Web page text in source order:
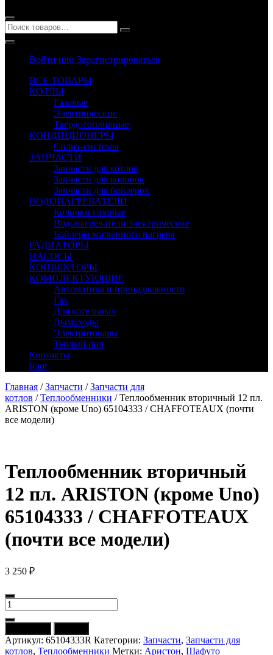
Войти или Зарегистрироваться
ВСЕ ТОВАРЫ
КОТЛЫ
Газовые
Электрические
Твердотопливные
КОНДИЦИОНЕРЫ
Сплит-системы
ЗАПЧАСТИ
Запчасти для котлов
Запчасти для колонок
Запчасти для бойлеров
ВОДОНАГРЕВАТЕЛИ
Колонки газовые
Водонагреватели электрические
Бойлеры косвенного нагрева
РАДИАТОРЫ
НАСОСЫ
КОНВЕКТОРЫ
КОМПЛЕКТУЮЩИЕ
Автоматика и принадлежности
Газ
Для котельных
Дымоходы
Электротовары
Теплый пол
Контакты
Блог
Главная /Запчасти /Запчасти для
котлов /Теплообменники / Теплообменник вторичный 12 пл.
ARISTON (кроме Uno) 65104333 / CHAFFOTEAUX (почти
все модели)
Теплообменник вторичный
12 пл. ARISTON (кроме Uno)
65104333 / CHAFFOTEAUX
(почти все модели)
3 250 ₽
Количество
товара
Теплообменник
вторичный
12
Артикул: 65104333R Категории: Запчасти, Запчасти для
котлов, Теплообменники Метки: Аристон, Шафуто